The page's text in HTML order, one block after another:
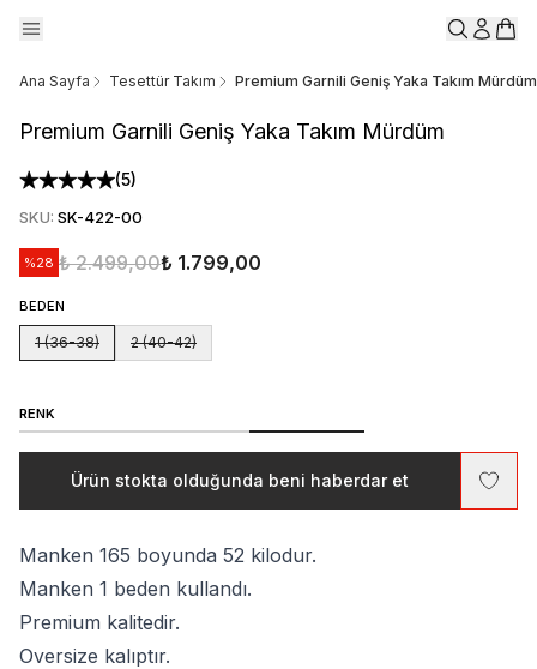
Ana Sayfa Tesettür Takım Premium Garnili Geniş Yaka Takım Mürdüm
Premium Garnili Geniş Yaka Takım Mürdüm
(5)
SKU: SK-422-00
%28 ₺ 2.499,00₺ 1.799,00
BEDEN
1 (36-38) 2 (40-42)
RENK
Ürün stokta olduğunda beni haberdar et
Manken 165 boyunda 52 kilodur.
Manken 1 beden kullandı.
Premium kalitedir.
Oversize kalıptır.